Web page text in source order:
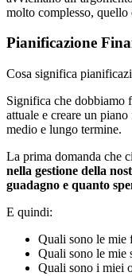
molto complesso, quello
Pianificazione
Cosa significa
Significa che dobbiamo
attuale e creare un
medio e lungo termine.
La prima domanda che
nella gestione della
guadagno e quanto
E quindi:
Quali sono le mie
Quali sono le mie
Quali sono i miei